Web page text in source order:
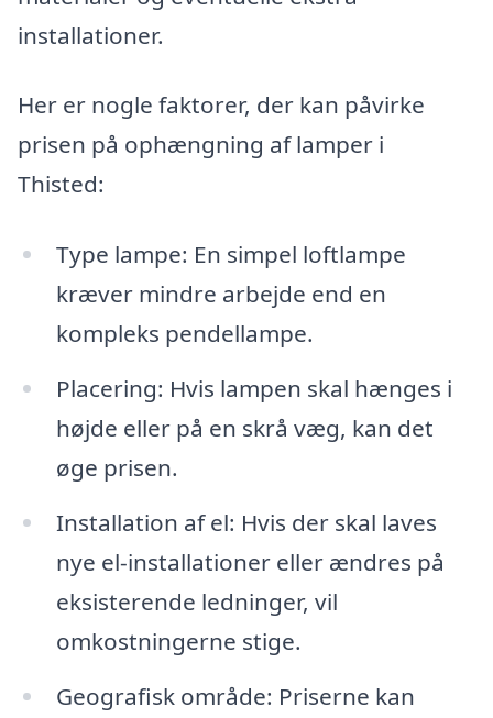
installationer.
Her er nogle faktorer, der kan påvirke
prisen på ophængning af lamper i
Thisted:
Type lampe: En simpel loftlampe
kræver mindre arbejde end en
kompleks pendellampe.
Placering: Hvis lampen skal hænges i
højde eller på en skrå væg, kan det
øge prisen.
Installation af el: Hvis der skal laves
nye el-installationer eller ændres på
eksisterende ledninger, vil
omkostningerne stige.
Geografisk område: Priserne kan